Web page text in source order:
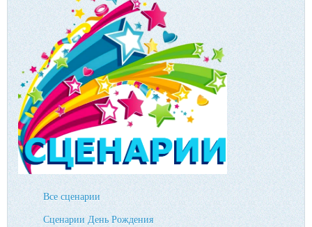
Все сценарии
Сценарии День Рождения